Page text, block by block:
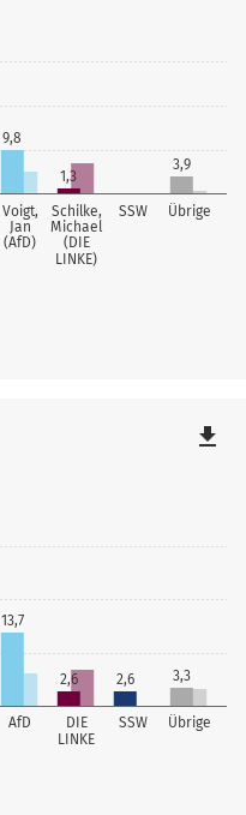
Voigt,
Jan
(AfD)
Schilke,
Michael
(DIE
LINKE)
SSW Übrige
9,8
1,3
3,9
AfD
DIE
LINKE
SSW Übrige
13,7
2,6 2,6 3,3
file_download